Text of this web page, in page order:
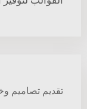
تقديم تصاميم